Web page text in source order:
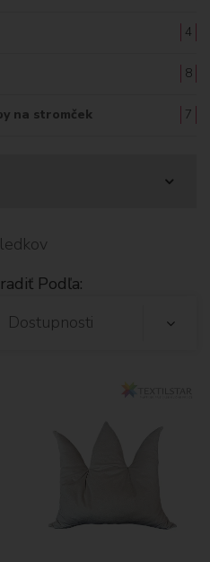
4
8
na stromček 7
Podľa:
Dostupnosti